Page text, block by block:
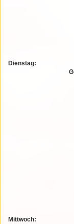
Dienstag:
Mittwoch: